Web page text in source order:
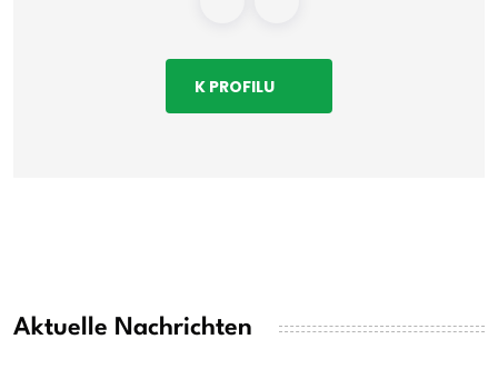
K PROFILU
Aktuelle Nachrichten